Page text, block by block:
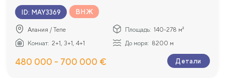
ID: MAY3369 ВНЖ
Алания / Тепе Площадь: 140-278 м²
Комнат: 2+1, 3+1, 4+1 До моря: 8200 м
480 000 - 700 000 € Детали